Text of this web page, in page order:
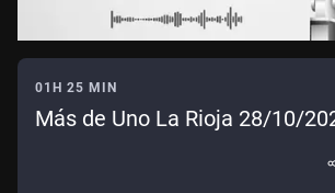
01H 25 MIN
Más de Uno La Rioja 28/10/